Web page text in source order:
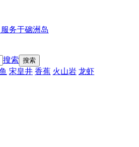
搜索 搜索
宋皇井 香蕉 火山岩 龙虾